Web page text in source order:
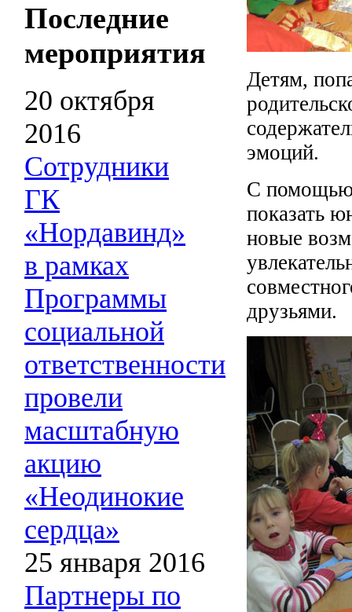
Последние
мероприятия
20 октября
2016
Сотрудники
ГК
«Нордавинд»
в рамках
Программы
социальной
ответственности
провели
масштабную
акцию
«Неодинокие
сердца»
25 января 2016
Партнеры по
Детям,
эмоций.
С помощью
показать
новые
друзьями.